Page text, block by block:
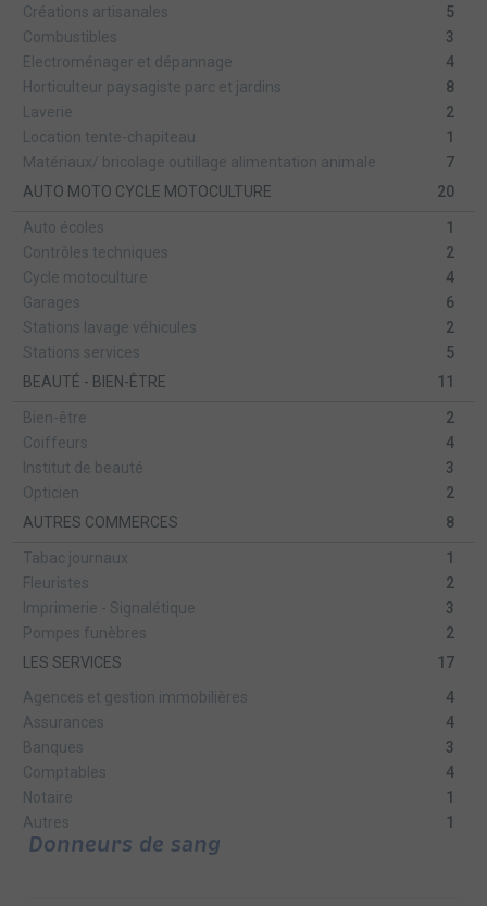
Créations artisanales
5
Combustibles
3
Electroménager et dépannage
4
Horticulteur paysagiste parc et jardins
8
Laverie
2
Location tente-chapiteau
1
Matériaux/ bricolage outillage alimentation animale
7
AUTO MOTO CYCLE MOTOCULTURE
20
Auto écoles
1
Contrôles techniques
2
Cycle motoculture
4
Garages
6
Stations lavage véhicules
2
Stations services
5
BEAUTÉ - BIEN-ÊTRE
11
Bien-être
2
Coiffeurs
4
Institut de beauté
3
Opticien
2
AUTRES COMMERCES
8
Tabac journaux
1
Fleuristes
2
Imprimerie - Signalétique
3
Pompes funèbres
2
LES SERVICES
17
Agences et gestion immobilières
4
Assurances
4
Banques
3
Comptables
4
Notaire
1
Autres
1
Donneurs de sang